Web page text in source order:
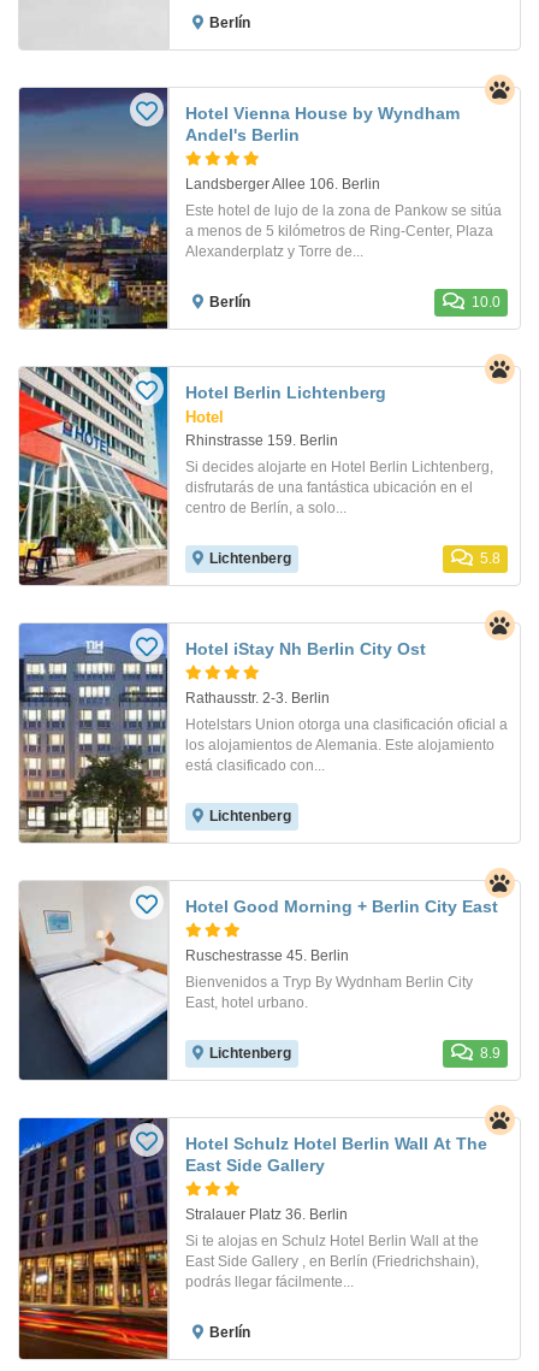
Berlín
Hotel Vienna House by Wyndham
Andel's Berlin
Landsberger Allee 106. Berlin
Este hotel de lujo de la zona de Pankow se sitúa
a menos de 5 kilómetros de Ring-Center, Plaza
Alexanderplatz y Torre de...
Berlín 10.0
Hotel Berlin Lichtenberg
Hotel
Rhinstrasse 159. Berlin
Si decides alojarte en Hotel Berlin Lichtenberg,
disfrutarás de una fantástica ubicación en el
centro de Berlín, a solo...
Lichtenberg 5.8
Hotel iStay Nh Berlin City Ost
Rathausstr. 2-3. Berlin
Hotelstars Union otorga una clasificación oficial a
los alojamientos de Alemania. Este alojamiento
está clasificado con...
Lichtenberg
Hotel Good Morning + Berlin City East
Ruschestrasse 45. Berlin
Bienvenidos a Tryp By Wydnham Berlin City
East, hotel urbano.
Lichtenberg 8.9
Hotel Schulz Hotel Berlin Wall At The
East Side Gallery
Stralauer Platz 36. Berlin
Si te alojas en Schulz Hotel Berlin Wall at the
East Side Gallery , en Berlín (Friedrichshain),
podrás llegar fácilmente...
Berlín